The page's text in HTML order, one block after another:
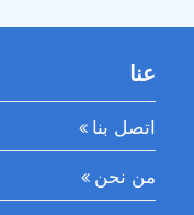
عنا
اتصل بنا
من نحن